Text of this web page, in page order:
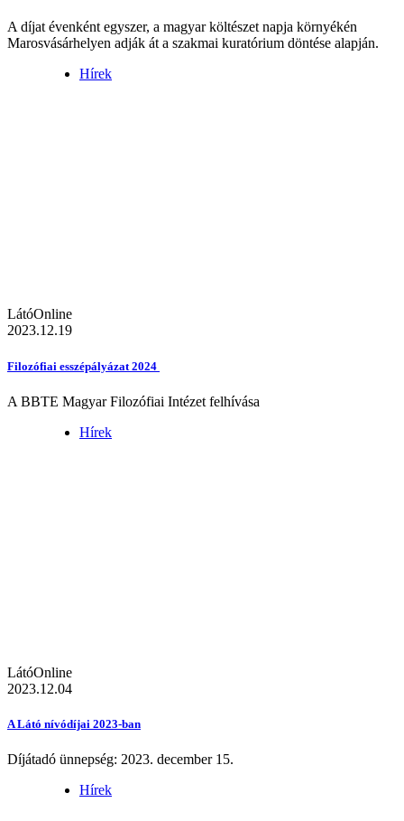
A díjat évenként egyszer, a magyar költészet napja környékén
Marosvásárhelyen adják át a szakmai kuratórium döntése alapján.
Hírek
LátóOnline
2023.12.19
Filozófiai esszépályázat 2024
A BBTE Magyar Filozófiai Intézet felhívása
Hírek
LátóOnline
2023.12.04
A Látó nívódíjai 2023-ban
Díjátadó ünnepség: 2023. december 15.
Hírek